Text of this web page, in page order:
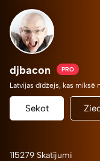
djbacon PRO
Latvijas dīdžejs, kas miksē
Sekot
115279 Skatījumi